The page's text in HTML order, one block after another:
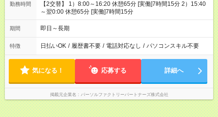
勤務時間
【2交替】 1）8:00～16:20 休憩65分 [実働]7時間15分 2）15:40
～翌0:00 休憩65分 [実働]7時間15分
期間 即日～長期
特徴 日払いOK / 履歴書不要 / 電話対応なし / パソコンスキル不要
気になる！ 応募する 詳細へ
掲載元企業名 パーソルファクトリーパートナーズ株式会社